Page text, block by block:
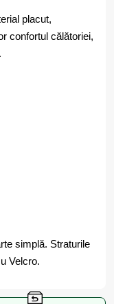
placut,
confortul călătoriei,
simplă. Straturile
Velcro.